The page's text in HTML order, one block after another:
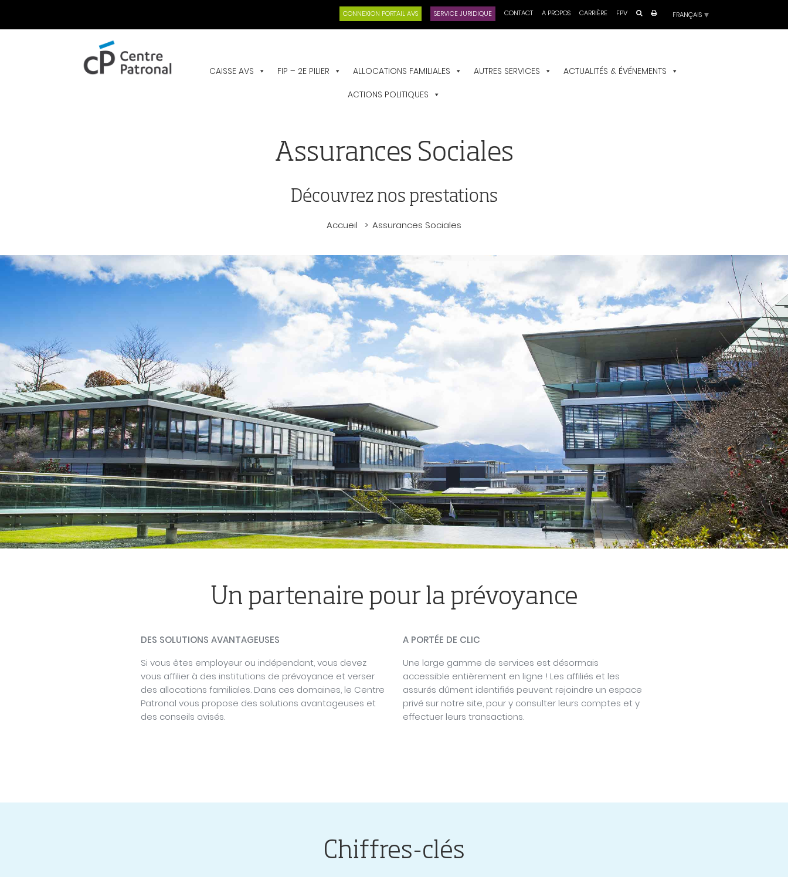
Choisir
CONNEXION PORTAIL AVS SERVICE JURIDIQUE CONTACT A PROPOS CARRIÈRE FPV
CENTRE
PATRONAL
CAISSE AVS FIP – 2E PILIER ALLOCATIONS FAMILIALES AUTRES SERVICES
ACTUALITÉS & ÉVÉNEMENTS
ACTIONS POLITIQUES
Assurances Sociales
Découvrez nos prestations
Accueil Assurances Sociales
Un partenaire pour la prévoyance
DES SOLUTIONS AVANTAGEUSES
Si vous êtes employeur ou indépendant, vous devez
vous affilier à des institutions de prévoyance et verser
des allocations familiales. Dans ces domaines, le Centre
Patronal vous propose des solutions avantageuses et
des conseils avisés.
A PORTÉE DE CLIC
Une large gamme de services est désormais
accessible entièrement en ligne ! Les affiliés et les
assurés dûment identifiés peuvent rejoindre un espace
privé sur notre site, pour y consulter leurs comptes et y
effectuer leurs transactions.
Chiffres-clés